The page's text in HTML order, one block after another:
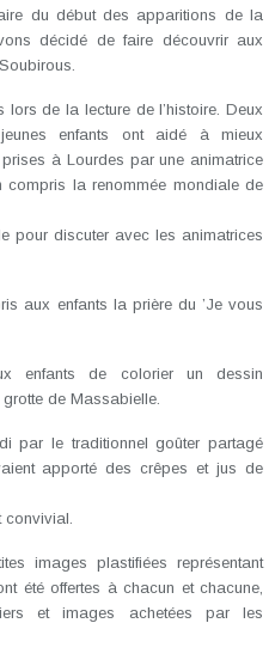
du début des apparitions de la
décidé de faire découvrir aux
lors de la lecture de l’histoire. Deux
enfants ont aidé à mieux
à Lourdes par une animatrice
compris la renommée mondiale de
pour discuter avec les animatrices
aux enfants la prière du ’Je vous
enfants de colorier un dessin
de Massabielle.
par le traditionnel goûter partagé
apporté des crêpes et jus de
convivial.
images plastifiées représentant
été offertes à chacun et chacune,
et images achetées par les